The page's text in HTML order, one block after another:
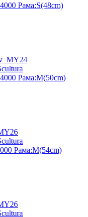
Рама:S(48cm)
Рама:M(50cm)
Рама:M(54cm)